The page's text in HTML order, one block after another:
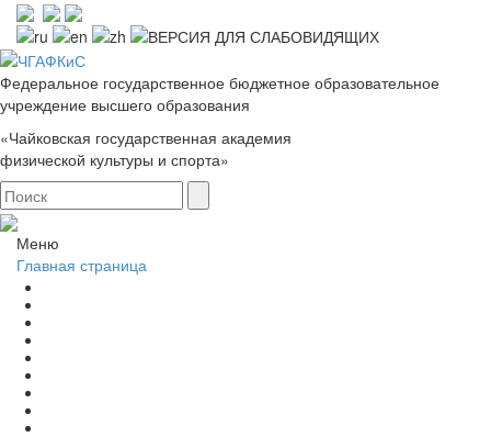
Федеральное государственное бюджетное образовательное
учреждение высшего образования
«Чайковская государственная академия
физической культуры и спорта»
Меню
Главная страница